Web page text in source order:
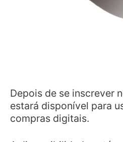
Depois de se inscrever
estará disponível para
compras digitais.